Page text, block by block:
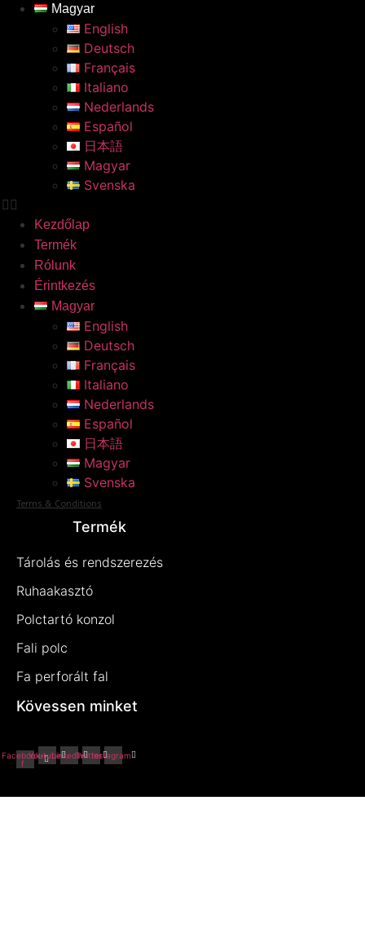
Magyar
English
Deutsch
Français
Italiano
Nederlands
Español
日本語
Magyar
Svenska
Kezdőlap
Termék
Rólunk
Érintkezés
Magyar
English
Deutsch
Français
Italiano
Nederlands
Español
日本語
Magyar
Svenska
Terms & Conditions
Termék
Tárolás és rendszerezés
Ruhaakasztó
Polctartó konzol
Fali polc
Fa perforált fal
Kövessen minket
Facebook-
f
YoutubeLinkedinTwitterInstagram